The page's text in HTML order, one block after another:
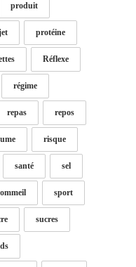
produit
protéine
Réflexe
régime
repas repos
risque
santé sel
sport
sucres